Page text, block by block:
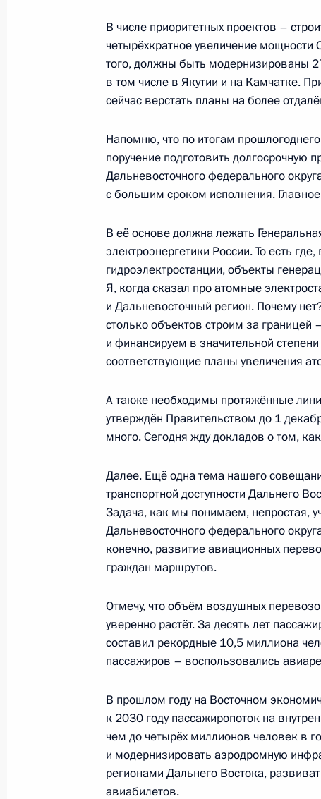
Подписан закон, направленный на
организации работы судов в
28 декабря 2024 года, 11:15
Мария Львова-Белова посетила
22 октября 2024 года, 12:00
Пленарное заседание девятого
форума
5 сентября 2024 года, 12:00
Рабочая встреча с губернатором
Кожемяко
Дальневосточного федерального
4 сентября 2024 года, 17:50
Встреча с модераторами сессий
Презентация результатов развития
новых предприятий
Посещение пункта базирования
4 сентября 2024 года, 09:00
В числе приоритетных проектов –
четырёхкратное увеличение
того, должны быть модернизированы
в том числе в Якутии и на Камчатке.
сейчас верстать планы на более
Напомню, что по итогам
поручение подготовить долгосрочную
Дальневосточного федерального
с большим сроком исполнения.
В её основе должна лежать
электроэнергетики России. То есть
гидроэлектростанции, объекты
Я, когда сказал про атомные
и Дальневосточный регион. Почему
столько объектов строим за
и финансируем в значительной
соответствующие планы увеличения
А также необходимы протяжённые
утверждён Правительством до 1
много. Сегодня жду докладов о том,
Далее. Ещё одна тема нашего
транспортной доступности Дальнего
Задача, как мы понимаем, непростая,
Дальневосточного федерального
конечно, развитие авиационных
граждан маршрутов.
Отмечу, что объём воздушных
уверенно растёт. За десять лет
составил рекордные 10,5 миллиона
пассажиров – воспользовались
В прошлом году на Восточном
к 2030 году пассажиропоток на
чем до четырёх миллионов человек в
и модернизировать аэродромную
регионами Дальнего Востока,
авиабилетов.